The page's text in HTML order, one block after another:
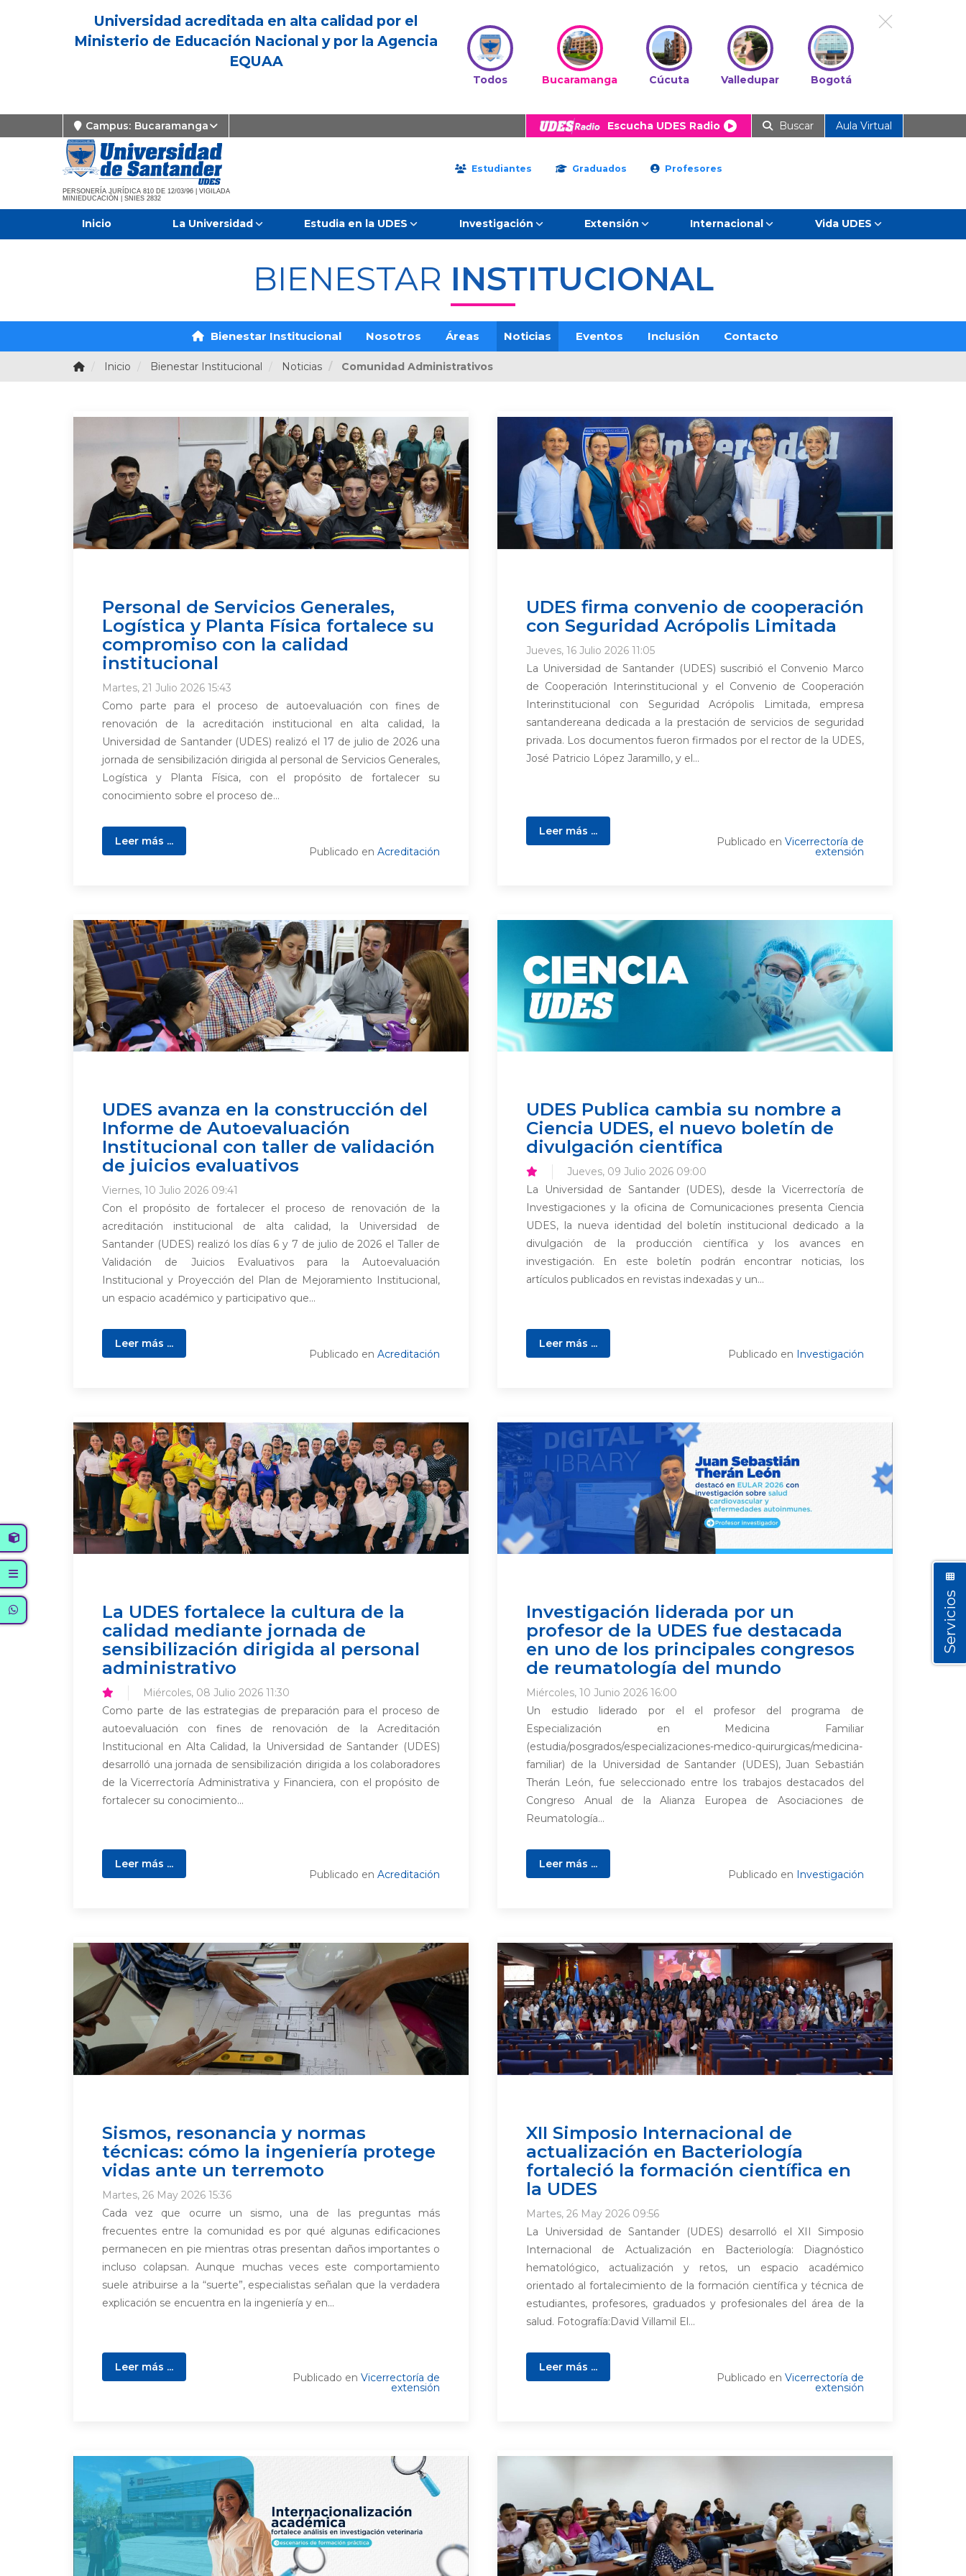
Universidad acreditada en alta calidad por el
Ministerio de Educación Nacional y por la Agencia
EQUAA
Todos Bucaramanga Cúcuta Valledupar Bogotá
Campus: Bucaramanga Escucha UDES Radio Buscar Aula Virtual
PERSONERÍA JURÍDICA 810 DE 12/03/96 | VIGILADA
MINIEDUCACIÓN | SNIES 2832
Estudiantes Graduados Profesores
Inicio La Universidad Estudia en la UDES Investigación Extensión Internacional Vida UDES
BIENESTAR INSTITUCIONAL
Bienestar Institucional Nosotros Áreas Noticias Eventos Inclusión Contacto
Inicio Bienestar Institucional Noticias Comunidad Administrativos
Personal de Servicios Generales,
Logística y Planta Física fortalece su
compromiso con la calidad
institucional
Martes, 21 Julio 2026 15:43
Como parte para el proceso de autoevaluación con fines de
renovación de la acreditación institucional en alta calidad, la
Universidad de Santander (UDES) realizó el 17 de julio de 2026 una
jornada de sensibilización dirigida al personal de Servicios Generales,
Logística y Planta Física, con el propósito de fortalecer su
conocimiento sobre el proceso de...
Leer más ...
Publicado en Acreditación
UDES firma convenio de cooperación
con Seguridad Acrópolis Limitada
Jueves, 16 Julio 2026 11:05
La Universidad de Santander (UDES) suscribió el Convenio Marco
de Cooperación Interinstitucional y el Convenio de Cooperación
Interinstitucional con Seguridad Acrópolis Limitada, empresa
santandereana dedicada a la prestación de servicios de seguridad
privada. Los documentos fueron firmados por el rector de la UDES,
José Patricio López Jaramillo, y el...
Leer más ...
Publicado en Vicerrectoría de
extensión
UDES avanza en la construcción del
Informe de Autoevaluación
Institucional con taller de validación
de juicios evaluativos
Viernes, 10 Julio 2026 09:41
Con el propósito de fortalecer el proceso de renovación de la
acreditación institucional de alta calidad, la Universidad de
Santander (UDES) realizó los días 6 y 7 de julio de 2026 el Taller de
Validación de Juicios Evaluativos para la Autoevaluación
Institucional y Proyección del Plan de Mejoramiento Institucional,
un espacio académico y participativo que...
Leer más ...
Publicado en Acreditación
UDES Publica cambia su nombre a
Ciencia UDES, el nuevo boletín de
divulgación científica
Jueves, 09 Julio 2026 09:00
La Universidad de Santander (UDES), desde la Vicerrectoría de
Investigaciones y la oficina de Comunicaciones presenta Ciencia
UDES, la nueva identidad del boletín institucional dedicado a la
divulgación de la producción científica y los avances en
investigación. En este boletín podrán encontrar noticias, los
artículos publicados en revistas indexadas y un...
Leer más ...
Publicado en Investigación
La UDES fortalece la cultura de la
calidad mediante jornada de
sensibilización dirigida al personal
administrativo
Miércoles, 08 Julio 2026 11:30
Como parte de las estrategias de preparación para el proceso de
autoevaluación con fines de renovación de la Acreditación
Institucional en Alta Calidad, la Universidad de Santander (UDES)
desarrolló una jornada de sensibilización dirigida a los colaboradores
de la Vicerrectoría Administrativa y Financiera, con el propósito de
fortalecer su conocimiento...
Leer más ...
Publicado en Acreditación
Investigación liderada por un
profesor de la UDES fue destacada
en uno de los principales congresos
de reumatología del mundo
Miércoles, 10 Junio 2026 16:00
Un estudio liderado por el el profesor del programa de
Especialización en Medicina Familiar
(estudia/posgrados/especializaciones-medico-quirurgicas/medicina-
familiar) de la Universidad de Santander (UDES), Juan Sebastián
Therán León, fue seleccionado entre los trabajos destacados del
Congreso Anual de la Alianza Europea de Asociaciones de
Reumatología...
Leer más ...
Publicado en Investigación
Sismos, resonancia y normas
técnicas: cómo la ingeniería protege
vidas ante un terremoto
Martes, 26 May 2026 15:36
Cada vez que ocurre un sismo, una de las preguntas más
frecuentes entre la comunidad es por qué algunas edificaciones
permanecen en pie mientras otras presentan daños importantes o
incluso colapsan. Aunque muchas veces este comportamiento
suele atribuirse a la “suerte”, especialistas señalan que la verdadera
explicación se encuentra en la ingeniería y en...
Leer más ...
Publicado en Vicerrectoría de
extensión
XII Simposio Internacional de
actualización en Bacteriología
fortaleció la formación científica en
la UDES
Martes, 26 May 2026 09:56
La Universidad de Santander (UDES) desarrolló el XII Simposio
Internacional de Actualización en Bacteriología: Diagnóstico
hematológico, actualización y retos, un espacio académico
orientado al fortalecimiento de la formación científica y técnica de
estudiantes, profesores, graduados y profesionales del área de la
salud. Fotografía:David Villamil El...
Leer más ...
Publicado en Vicerrectoría de
extensión
Servicios